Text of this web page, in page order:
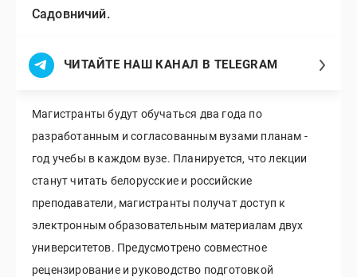
Садовничий.
ЧИТАЙТЕ НАШ КАНАЛ В TELEGRAM
Магистранты будут обучаться два года по
разработанным и согласованным вузами планам -
год учебы в каждом вузе. Планируется, что лекции
станут читать белорусские и российские
преподаватели, магистранты получат доступ к
электронным образовательным материалам двух
университетов. Предусмотрено совместное
рецензирование и руководство подготовкой